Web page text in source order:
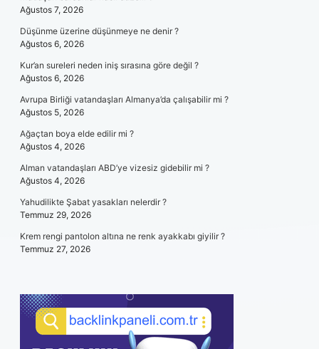
Ağustos 7, 2026
Düşünme üzerine düşünmeye ne denir ?
Ağustos 6, 2026
Kur’an sureleri neden iniş sırasına göre değil ?
Ağustos 6, 2026
Avrupa Birliği vatandaşları Almanya’da çalışabilir mi ?
Ağustos 5, 2026
Ağaçtan boya elde edilir mi ?
Ağustos 4, 2026
Alman vatandaşları ABD’ye vizesiz gidebilir mi ?
Ağustos 4, 2026
Yahudilikte Şabat yasakları nelerdir ?
Temmuz 29, 2026
Krem rengi pantolon altına ne renk ayakkabı giyilir ?
Temmuz 27, 2026